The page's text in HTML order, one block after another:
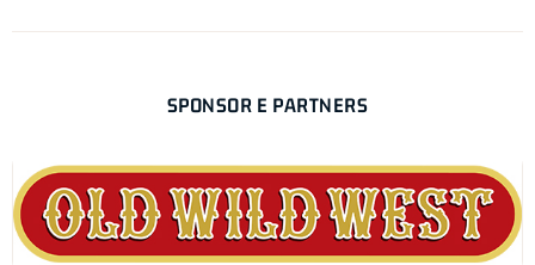
SPONSOR E PARTNERS